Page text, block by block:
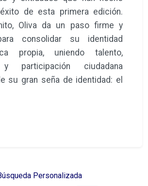
de la ciudadanía, que
masivamente el evento.
encuentro ha servido para
solvencia de Oliva a la hora de
gastronómicas de gran
la cohesión del sector
y proyectando el municipio
la confianza de los